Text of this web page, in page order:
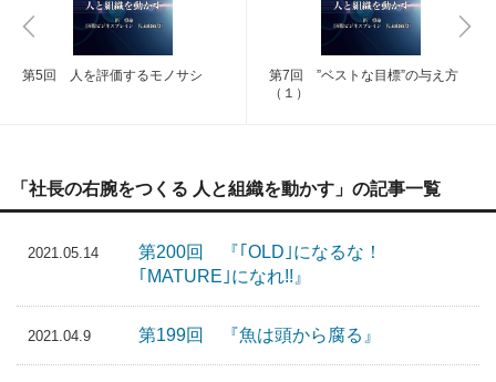
第5回 人を評価するモノサシ
第7回 ”ベストな目標”の与え方
（１）
「社長の右腕をつくる 人と組織を動かす」の記事一覧
2021.05.14
第200回 『｢OLD｣になるな！
｢MATURE｣になれ!!』
2021.04.9 第199回 『魚は頭から腐る』